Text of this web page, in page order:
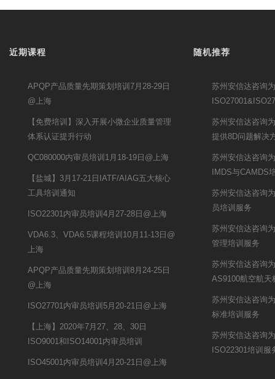
近期课程
APQP产品质量先期策划培训7月28-29日
@上海
【免费培训】深入开展小微企业质量管理
体系认证提升行动
QC080000内审员培训1月18-19日@上海
【盐城】3月17-21日IATF/AIAG五大核心
工具培训通知
ISO22301内审员培训4月27-28日@上海
VDA6.3、VDA6.5课程培训10月11-13日@
上海
APQP产品质量先期策划培训8月24-25日
@上海
ISO27701内审员培训5月20-21日@上海
【上海】2020年7月27、28、30日
ISO9001和ISO14001内审员培训
ISO45001内审员培训4月20-21日@上海
随机推荐
苏州安信达咨询
苏州安信达咨询
提供8D问题解决
苏州安信达咨询
IMDS与CAMDS
苏州安信达咨询
员培训服务
苏州安信达咨询
管理培训服务
苏州安信达咨询
AS9100航空航天
苏州安信达咨询
标准培训服务
苏州安信达咨询
ISO22301培训服